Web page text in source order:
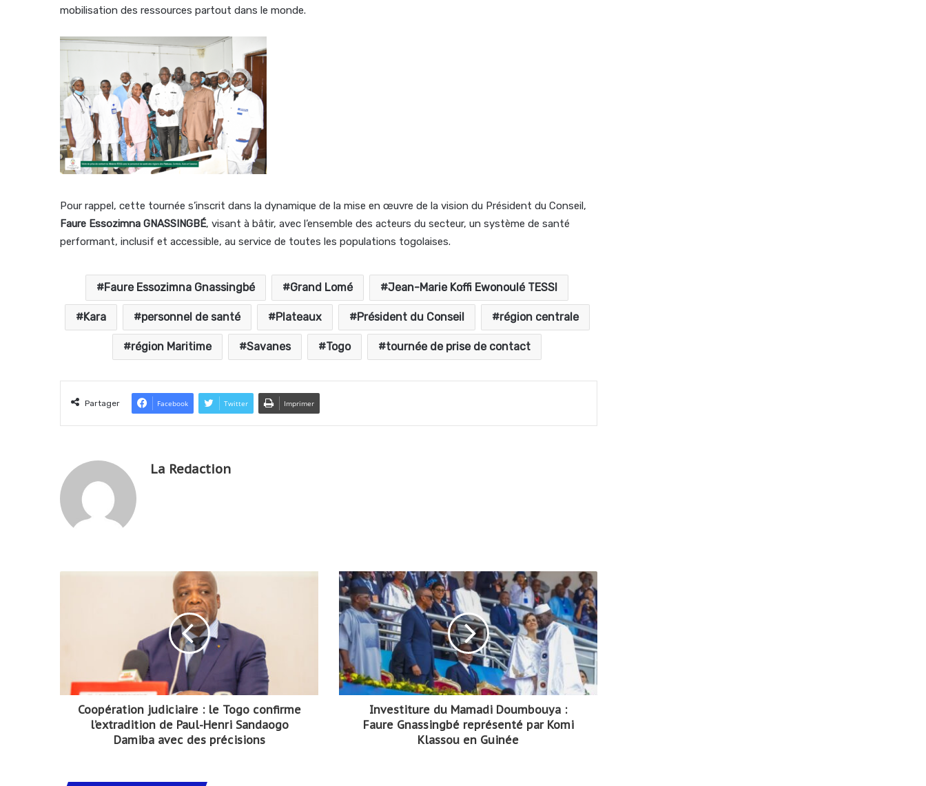
mobilisation des ressources partout dans le monde.
Pour rappel, cette tournée s’inscrit dans la dynamique de la mise en œuvre de la vision du Président du Conseil,
Faure Essozimna GNASSINGBÉ, visant à bâtir, avec l’ensemble des acteurs du secteur, un système de santé
performant, inclusif et accessible, au service de toutes les populations togolaises.
Faure Essozimna Gnassingbé Grand Lomé Jean-Marie Koffi Ewonoulé TESSI
Kara personnel de santé Plateaux Président du Conseil région centrale
région Maritime Savanes Togo tournée de prise de contact
Partager Facebook Twitter Imprimer
La Redaction
Coopération judiciaire : le Togo confirme
l’extradition de Paul-Henri Sandaogo
Damiba avec des précisions
Investiture du Mamadi Doumbouya :
Faure Gnassingbé représenté par Komi
Klassou en Guinée